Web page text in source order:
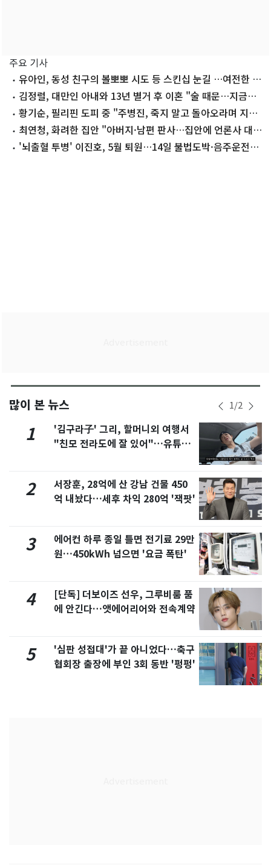
주요 기사
유아인, 동성 친구의 볼뽀뽀 시도 등 스킨십 눈길 …여전한 비
주얼김정렬, 대만인 아내와 13년 별거 후 이혼 "술 때문…지금은
끊어"
황기순, 필리핀 도피 중 "주병진, 죽지 말고 돌아오라며 지
원"최연청, 화려한 집안 "아버지·남편 판사…집안에 언론사 대
표·국회의원도"
'뇌출혈 투병' 이진호, 5월 퇴원…14일 불법도박·음주운전
많이 본 뉴스 1/2
1
'김구라子' 그리, 할머니외 여행서
"친모 전라도에 잘 있어"…유튜브
2
서장훈, 28억에 산 강남 건물 450
억 내놨다…세후 차익 280억 '잭팟'
3
에어컨 하루 종일 틀면 전기료 29만
원…450kWh 넘으면 '요금 폭탄'
4
[단독] 더보이즈 선우, 그루비룸 품
에 안긴다…앳에어리어와 전속계약
5
'심판 성접대'가 끝 아니었다…축구
협회장 출장에 부인 3회 동반 '펑펑'